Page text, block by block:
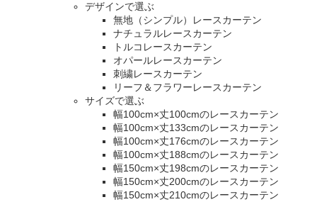
デザインで選ぶ
無地（シンプル）レースカーテン
ナチュラルレースカーテン
トルコレースカーテン
オパールレースカーテン
刺繍レースカーテン
リーフ＆フラワーレースカーテン
サイズで選ぶ
幅100cm×丈100cmのレースカーテン
幅100cm×丈133cmのレースカーテン
幅100cm×丈176cmのレースカーテン
幅100cm×丈188cmのレースカーテン
幅150cm×丈198cmのレースカーテン
幅150cm×丈200cmのレースカーテン
幅150cm×丈210cmのレースカーテン